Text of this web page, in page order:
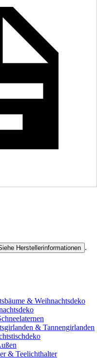
Herstellerinformationen .
& Weihnachtsdeko
& Tannengirlanden
& Teelichthalter